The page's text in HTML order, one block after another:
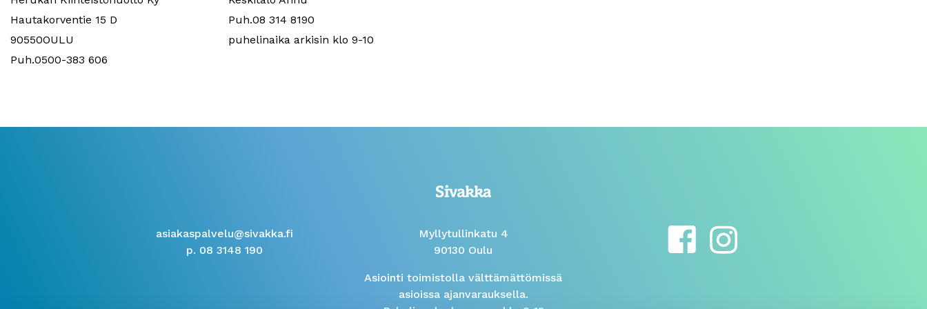
Hautakorventie 15 D
90550OULU
Puh.0500-383 606
Puh.08 314 8190
puhelinaika arkisin klo 9-10
asiakaspalvelu@sivakka.fi
p. 08 3148 190
Myllytullinkatu 4
90130 Oulu
Asiointi toimistolla välttämättömissä
asioissa ajanvarauksella.